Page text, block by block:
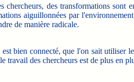
des transformations sont
aiguillonnées par
de manière radicale.
bien connecté, que l'on sait utiliser
travail des chercheurs est de plus en